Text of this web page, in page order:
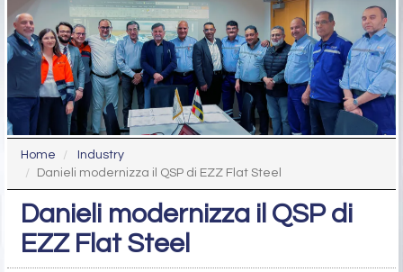
Home
Industry
Danieli modernizza il QSP di EZZ Flat Steel
Danieli modernizza il QSP di
EZZ Flat Steel